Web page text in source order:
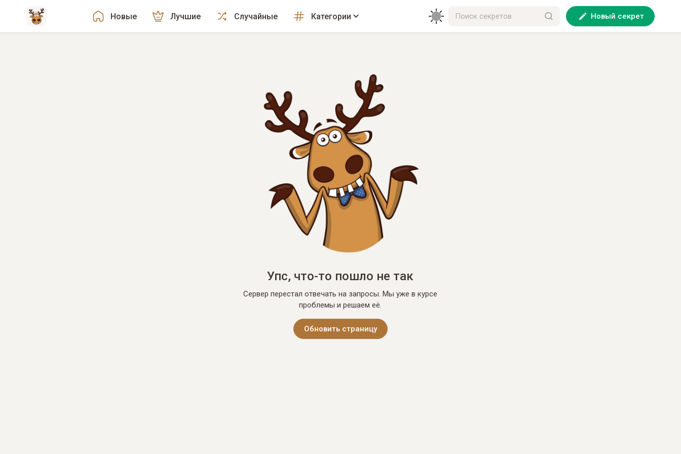
Новые Лучшие Случайные Категории Новый секрет
Упс, что-то пошло не так
Сервер перестал отвечать на запросы. Мы уже в курсе
проблемы и решаем её.
Обновить страницу